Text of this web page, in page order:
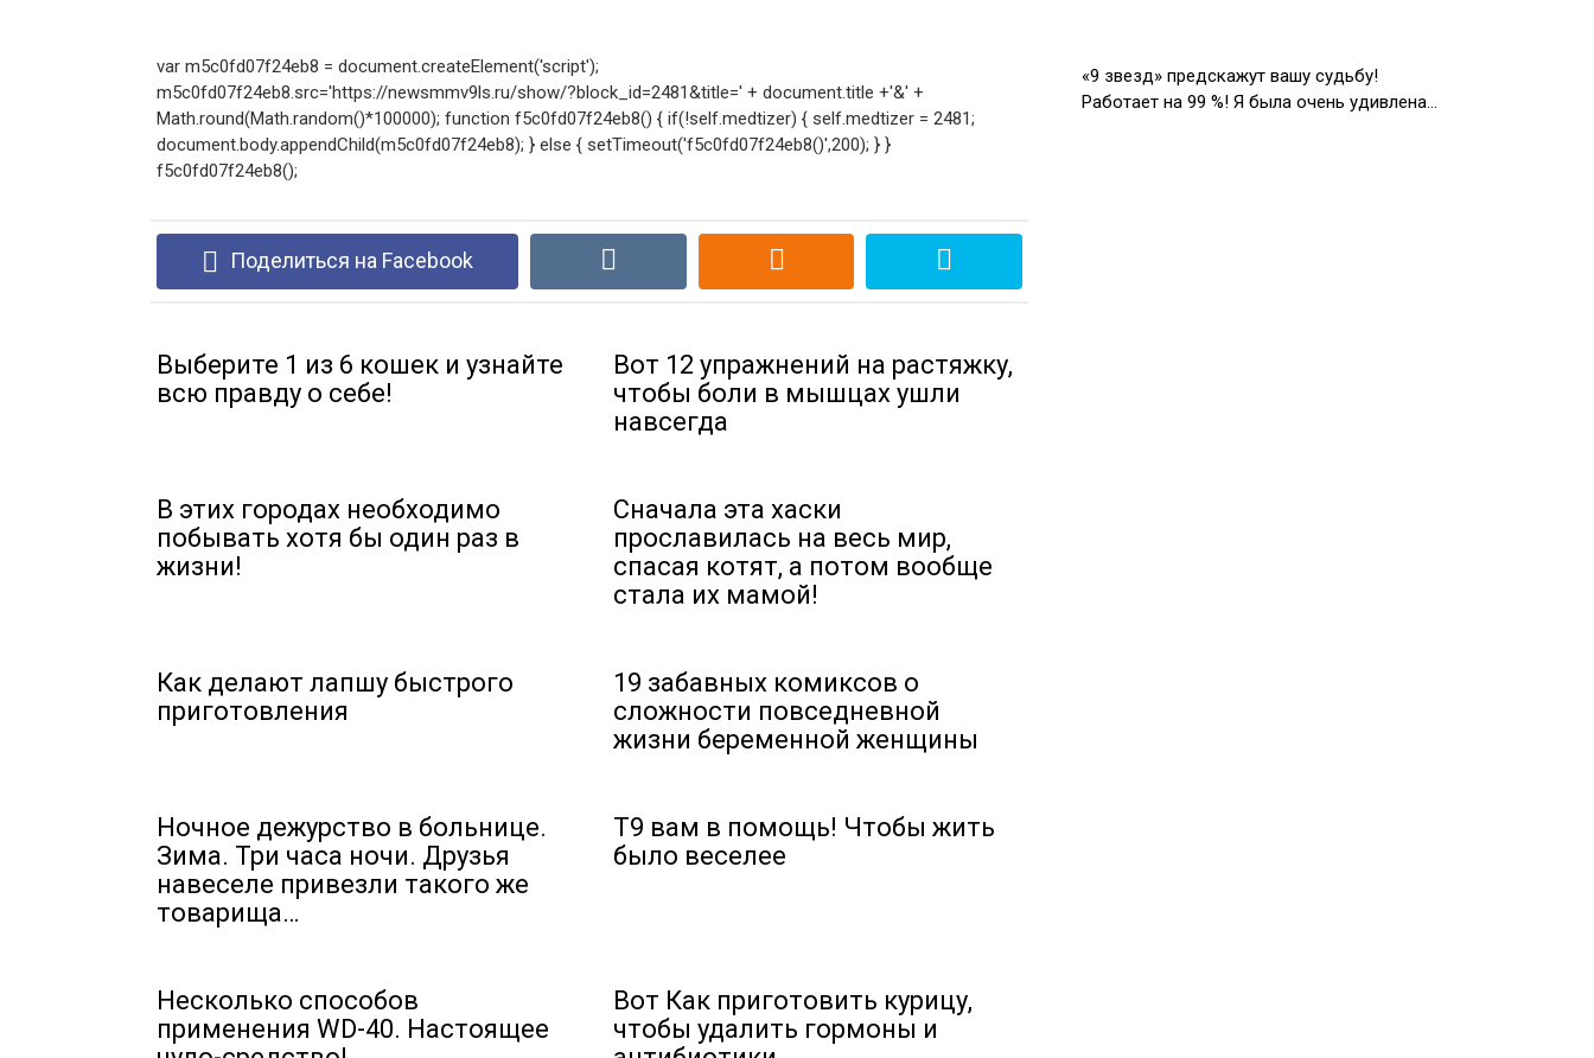
var m5c0fd07f24eb8 = document.createElement('script');
m5c0fd07f24eb8.src='https://newsmmv9ls.ru/show/?block_id=2481&title=' + document.title +'&' +
Math.round(Math.random()*100000); function f5c0fd07f24eb8() { if(!self.medtizer) { self.medtizer = 2481;
document.body.appendChild(m5c0fd07f24eb8); } else { setTimeout('f5c0fd07f24eb8()',200); } }
f5c0fd07f24eb8();
Поделиться на Facebook
Выберите 1 из 6 кошек и узнайте
всю правду о себе!
Вот 12 упражнений на растяжку,
чтобы боли в мышцах ушли
навсегда
В этих городах необходимо
побывать хотя бы один раз в
жизни!
Сначала эта хаски
прославилась на весь мир,
спасая котят, а потом вообще
стала их мамой!
Как делают лапшу быстрого
приготовления
19 забавных комиксов о
сложности повседневной
жизни беременной женщины
Ночное дежурство в больнице.
Зима. Три часа ночи. Друзья
навеселе привезли такого же
товарища…
Т9 вам в помощь! Чтобы жить
было веселее
Несколько способов
применения WD-40. Настоящее
Вот Как приготовить курицу,
чтобы удалить гормоны и
«9 звезд» предскажут вашу судьбу!
Работает на 99 %! Я была очень удивлена…